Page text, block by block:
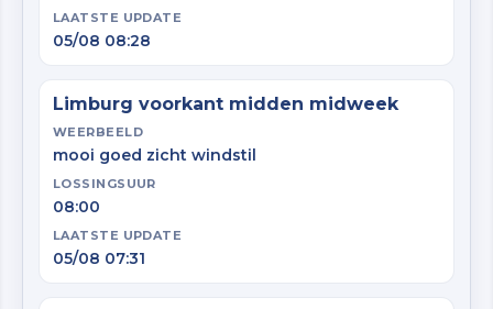
LAATSTE UPDATE
05/08 08:28
Limburg voorkant midden midweek
WEERBEELD
mooi goed zicht windstil
LOSSINGSUUR
08:00
LAATSTE UPDATE
05/08 07:31